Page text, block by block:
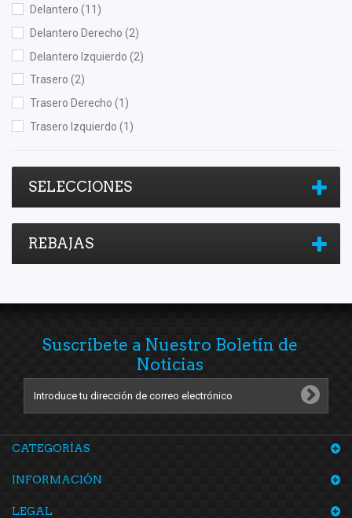
Shift It(1)
Yokomitsu(5)
Delantero (11)
Delantero Derecho (2)
Delantero Izquierdo (2)
Trasero (2)
Trasero Derecho (1)
Trasero Izquierdo (1)
SELECCIONES
REBAJAS
Suscríbete a Nuestro Boletín de
Noticias
CATEGORÍAS
INFORMACIÓN
LEGAL